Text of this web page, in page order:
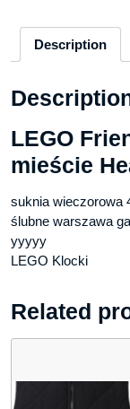
Description
LEGO
mieście
suknia wieczorowa
ślubne warszawa
yyyyy
LEGO Klocki
Related